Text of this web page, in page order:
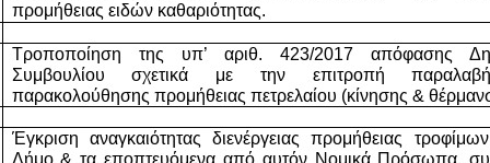
προμήθειας ειδών καθαριότητας.
Τροποποίηση της υπ’ αριθ. 423/2017 απόφασης
Συμβουλίου σχετικά με την επιτροπή
παρακολούθησης προμήθειας πετρελαίου (κίνησης &
Έγκριση αναγκαιότητας διενέργειας προμήθειας
Δήμο & τα εποπτευόμενα από αυτόν Νομικά Πρόσωπα,